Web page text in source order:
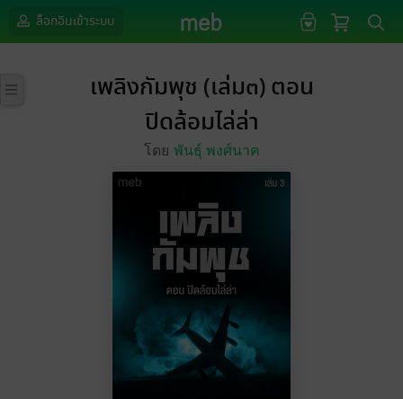
ล็อกอินเข้าระบบ
เพลิงกัมพุช (เล่ม๓) ตอน
ปิดล้อมไล่ล่า
โดย พันธุ์ พงศ์นาค